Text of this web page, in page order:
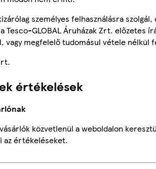
személyes felhasználásra
Tesco-GLOBAL Áruházak Zrt. előzetes
vagy megfelelő tudomásul vétele nélkül
értékelések
közvetlenül a weboldalon
az értékeléseket.